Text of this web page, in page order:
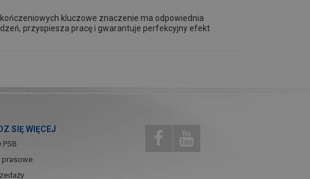
kluczowe znaczenie ma odpowiednia
przyspiesza pracę i gwarantuje perfekcyjny efekt
SIĘ WIĘCEJ
PSB
prasowe